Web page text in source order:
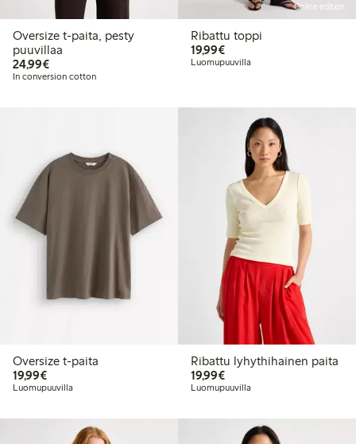
Oversize t-paita, pesty
puuvillaa
24,99€24,99 €
In conversion cotton
Online edition
Ribattu toppi
19,99€19,99 €
Luomupuuvilla
Oversize t-paita
19,99€19,99 €
Luomupuuvilla
Ribattu lyhythihainen paita
19,99€19,99 €
Luomupuuvilla